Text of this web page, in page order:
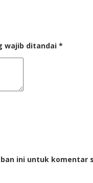
wajib ditandai *
ini untuk komentar